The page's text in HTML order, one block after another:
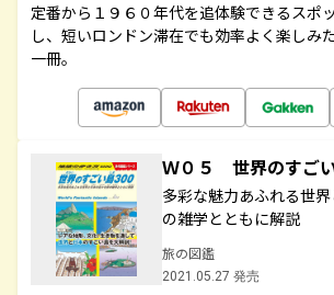
定番から１９６０年代を追体験できるスポ
し、短いロンドン滞在でも効率よく楽しみ
一冊。
Ｗ０５ 世界のすご
多彩な魅力あふれる世
の雑学とともに解説
旅の図鑑
2021.05.27 発売